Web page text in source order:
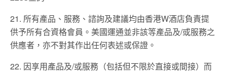
21. 所有產品、服務、諮詢及建議均由香港W酒店負責提
供予所有合資格會員。美國運通並非該等產品及/或服務之
供應者，亦不對其作出任何表述或保證。
22. 因享用產品及/或服務（包括但不限於直接或間接）而